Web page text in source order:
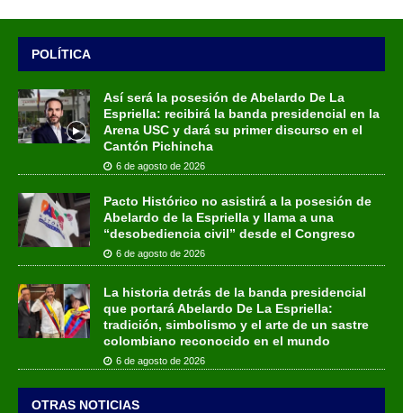
POLÍTICA
Así será la posesión de Abelardo De La
Espriella: recibirá la banda presidencial en la
Arena USC y dará su primer discurso en el
Cantón Pichincha
6 de agosto de 2026
Pacto Histórico no asistirá a la posesión de
Abelardo de la Espriella y llama a una
“desobediencia civil” desde el Congreso
6 de agosto de 2026
La historia detrás de la banda presidencial
que portará Abelardo De La Espriella:
tradición, simbolismo y el arte de un sastre
colombiano reconocido en el mundo
6 de agosto de 2026
OTRAS NOTICIAS